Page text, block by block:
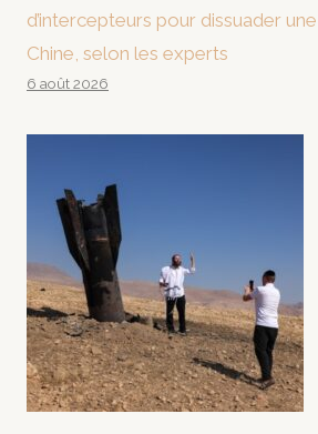
d’intercepteurs pour dissuader
Chine, selon les experts
6 août 2026